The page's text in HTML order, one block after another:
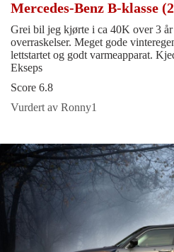
Mercedes-Benz B-klasse
Grei bil jeg kjørte i ca 40K over 3
overraskelser. Meget gode
lettstartet og godt varmeapparat.
Ekseps
Score 6.8
Vurdert av Ronny1